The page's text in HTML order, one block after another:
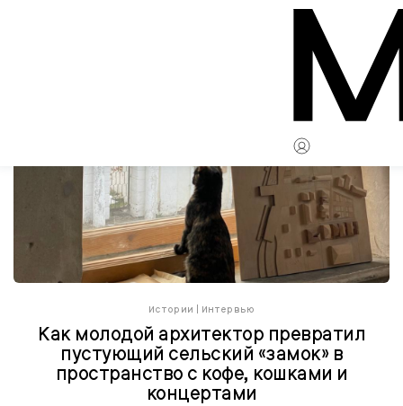
Истории Интервью
Как молодой архитектор превратил
пустующий сельский «замок» в
пространство с кофе, кошками и
концертами